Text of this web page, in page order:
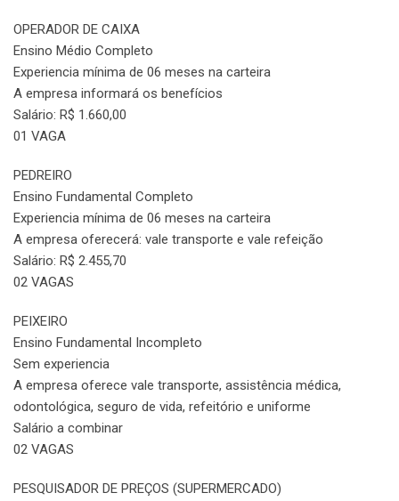
OPERADOR DE CAIXA
Ensino Médio Completo
Experiencia mínima de 06 meses na carteira
A empresa informará os benefícios
Salário: R$ 1.660,00
01 VAGA
PEDREIRO
Ensino Fundamental Completo
Experiencia mínima de 06 meses na carteira
A empresa oferecerá: vale transporte e vale refeição
Salário: R$ 2.455,70
02 VAGAS
PEIXEIRO
Ensino Fundamental Incompleto
Sem experiencia
A empresa oferece vale transporte, assistência médica,
odontológica, seguro de vida, refeitório e uniforme
Salário a combinar
02 VAGAS
PESQUISADOR DE PREÇOS (SUPERMERCADO)